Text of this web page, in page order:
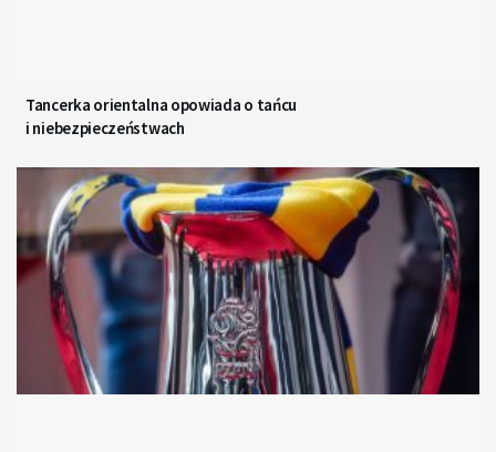
Tancerka orientalna opowiada o tańcu
i niebezpieczeństwach